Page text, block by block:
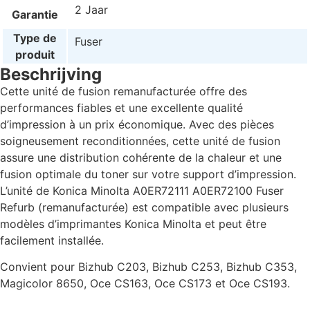
Garantie 2 Jaar
Type de
produit
Fuser
Beschrijving
Cette unité de fusion remanufacturée offre des
performances fiables et une excellente qualité
d’impression à un prix économique. Avec des pièces
soigneusement reconditionnées, cette unité de fusion
assure une distribution cohérente de la chaleur et une
fusion optimale du toner sur votre support d’impression.
L’unité de Konica Minolta A0ER72111 A0ER72100 Fuser
Refurb (remanufacturée) est compatible avec plusieurs
modèles d’imprimantes Konica Minolta et peut être
facilement installée.
Convient pour Bizhub C203, Bizhub C253, Bizhub C353,
Magicolor 8650, Oce CS163, Oce CS173 et Oce CS193.